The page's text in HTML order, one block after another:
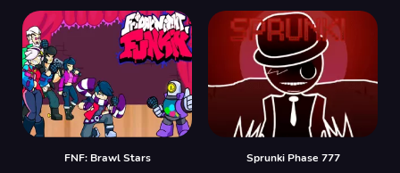
FNF: Brawl Stars Sprunki Phase 777